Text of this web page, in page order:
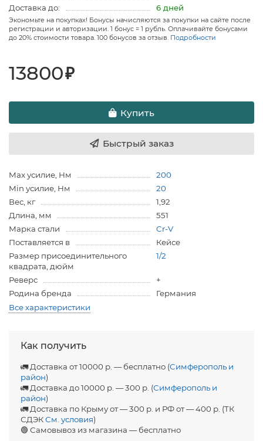
Доставка до:
6 дней
Экономьте на покупках! Бонусы начисляются за покупки на сайте после
регистрации и авторизации. 1 бонус = 1 рубль. Оплачивайте бонусами
до 20% стоимости товара. 100 бонусов за отзыв. Подробности
13800₽
Купить
Быстрый заказ
Max усилие, Нм
200
Min усилие, Нм
20
Вес, кг
1,92
Длина, мм
551
Марка стали
Cr-V
Поставляется в
Кейсе
Размер присоединительного
квадрата, дюйм
1/2
Реверс
+
Родина бренда
Германия
Все характеристики
Как получить
🚛 Доставка от 10000 р. — бесплатно (Симферополь и
район)
🚛 Доставка до 10000 р. — 300 р. (Симферополь и
район)
🚛 Доставка по Крыму от — 300 р. и РФ от — 400 р. (ТК
СДЭКСм. условия)
🟢 Самовывоз из магазина — бесплатно